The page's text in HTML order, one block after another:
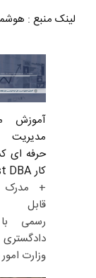
لینک منبع :
آموزش
مدیریت
حرفه ای
کار Post DBA
+ مدرک
قابل
رسمی
وزارت